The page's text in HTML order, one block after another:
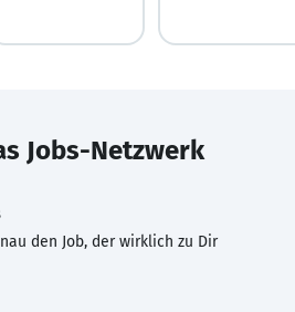
Jobs-Netzwerk
den Job, der wirklich zu Dir